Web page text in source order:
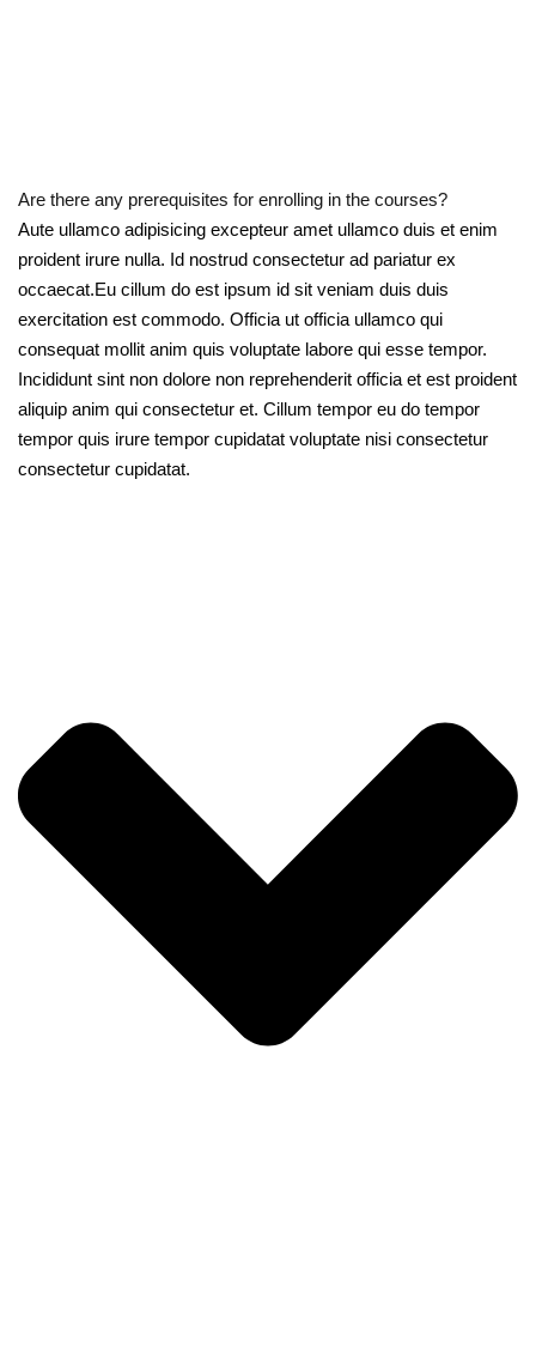
Are there any prerequisites for enrolling in the courses?
Aute ullamco adipisicing excepteur amet ullamco duis et enim
proident irure nulla. Id nostrud consectetur ad pariatur ex
occaecat.Eu cillum do est ipsum id sit veniam duis duis
exercitation est commodo. Officia ut officia ullamco qui
consequat mollit anim quis voluptate labore qui esse tempor.
Incididunt sint non dolore non reprehenderit officia et est proident
aliquip anim qui consectetur et. Cillum tempor eu do tempor
tempor quis irure tempor cupidatat voluptate nisi consectetur
consectetur cupidatat.